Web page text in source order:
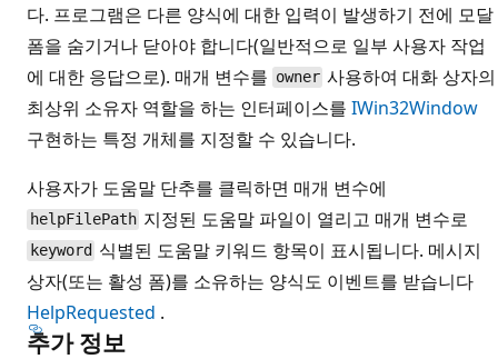
다. 프로그램은 다른 양식에 대한 입력이 발생하기 전에 모달
폼을 숨기거나 닫아야 합니다(일반적으로 일부 사용자 작업
에 대한 응답으로). 매개 변수를 owner 사용하여 대화 상자의
최상위 소유자 역할을 하는 인터페이스를 IWin32Window
구현하는 특정 개체를 지정할 수 있습니다.
사용자가 도움말 단추를 클릭하면 매개 변수에
helpFilePath 지정된 도움말 파일이 열리고 매개 변수로
keyword 식별된 도움말 키워드 항목이 표시됩니다. 메시지
상자(또는 활성 폼)를 소유하는 양식도 이벤트를 받습니다
HelpRequested .
추가 정보